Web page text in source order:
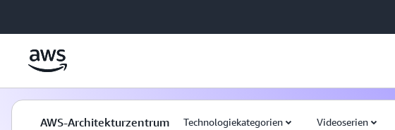
AWS-Architekturzentrum Technologiekategorien Videoserien